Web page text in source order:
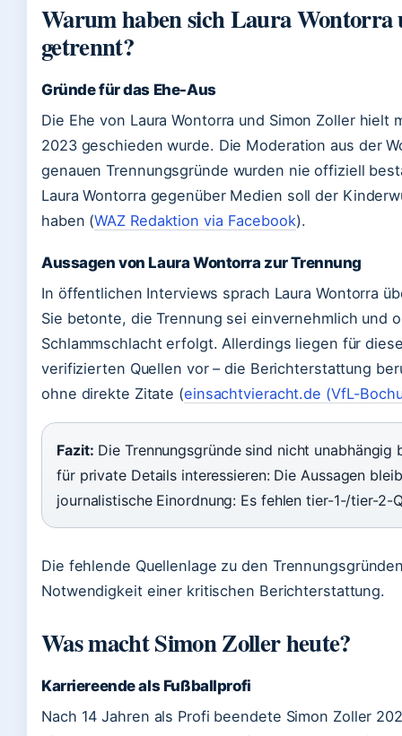
Warum haben sich Laura Wontorra
getrennt?
Gründe für das Ehe-Aus
Die Ehe von Laura Wontorra und Simon Zoller hielt
2023 geschieden wurde. Die Moderation aus der
genauen Trennungsgründe wurden nie offiziell
Laura Wontorra gegenüber Medien soll der
haben (WAZ Redaktion via Facebook).
Aussagen von Laura Wontorra zur Trennung
In öffentlichen Interviews sprach Laura Wontorra
Sie betonte, die Trennung sei einvernehmlich und
Schlammschlacht erfolgt. Allerdings liegen für
verifizierten Quellen vor – die Berichterstattung
ohne direkte Zitate (einsachtvieracht.de (VfL-
Fazit: Die Trennungsgründe sind nicht unabhängig
für private Details interessieren: Die Aussagen
journalistische Einordnung: Es fehlen tier-1-/tier-2-
Die fehlende Quellenlage zu den
Notwendigkeit einer kritischen Berichterstattung.
Was macht Simon Zoller heute?
Karriereende als Fußballprofi
Nach 14 Jahren als Profi beendete Simon Zoller